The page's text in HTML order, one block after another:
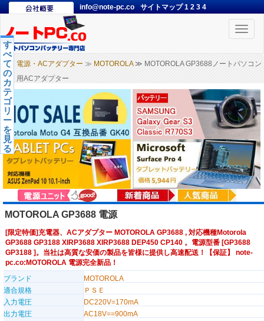
info@note-pc.co サイトマップ1 2 3 4
Toggle
電源・ACアダプター ≫ MOTOROLA≫ MOTOROLA GP3688ノートパソコン
用ACアダプター
す
べ
て
の
カ
テ
ゴ
リ
ー
を
見
る
MOTOROLA GP3688 電源
[限定特価]充電器、ACアダプター MOTOROLA GP3688 , 対応機種Motorola
GP3688 GP3188 XIRP3688 XIRP3688 DEP450 CP140 。電源型番 [GP3688
GP3188 ]。当社は高質な安価の製品を皆様に提供し高速配送！【保証】 note-
pc.co:MOTOROLA 電源完全新品！
ブランド
MOTOROLA
適合規格
ＰＳＥ
入力電圧
DC220V=170mA
出力電圧
AC18V==900mA